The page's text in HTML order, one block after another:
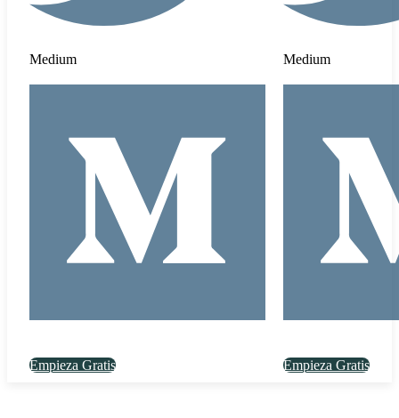
Medium
Empieza Gratis
Medium
Empieza Gratis